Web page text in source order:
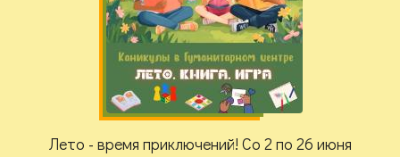
Лето - время приключений! Со 2 по 26 июня